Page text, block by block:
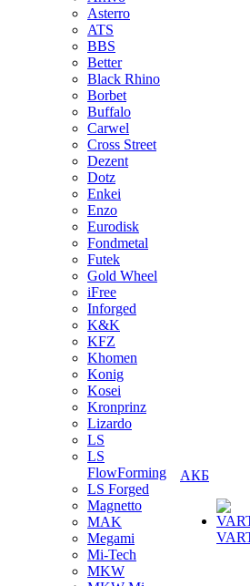
Asterro
ATS
BBS
Better
Black Rhino
Borbet
Buffalo
Carwel
Cross Street
Dezent
Dotz
Enkei
Enzo
Eurodisk
Fondmetal
Futek
Gold Wheel
iFree
Inforged
K&K
KFZ
Khomen
Konig
Kosei
Kronprinz
Lizardo
LS
LS
FlowForming
LS Forged
Magnetto
MAK
Megami
Mi-Tech
MKW
АКБ